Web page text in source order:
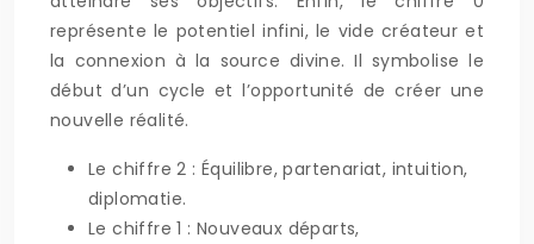
représente le potentiel infini, le vide créateur et
la connexion à la source divine. Il symbolise le
début d’un cycle et l’opportunité de créer une
nouvelle réalité.
Le chiffre 2 : Équilibre, partenariat, intuition,
diplomatie.
Le chiffre 1 : Nouveaux départs,